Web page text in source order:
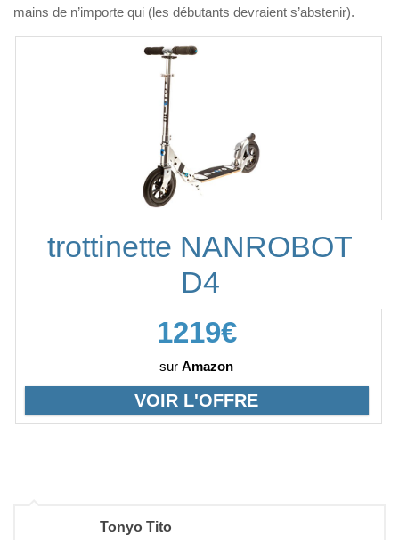
mains de n’importe qui (les débutants devraient s’abstenir).
trottinette NANROBOT
D4
1219€
surAmazon
VOIR L'OFFRE
Tonyo Tito